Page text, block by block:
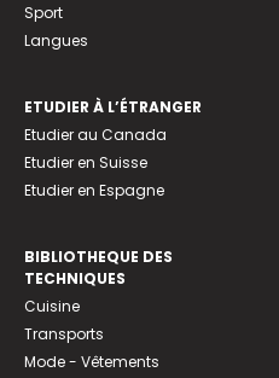
Sport
Langues
ETUDIER À L’ÉTRANGER
Etudier au Canada
Etudier en Suisse
Etudier en Espagne
BIBLIOTHEQUE DES
TECHNIQUES
Cuisine
Transports
Mode - Vêtements